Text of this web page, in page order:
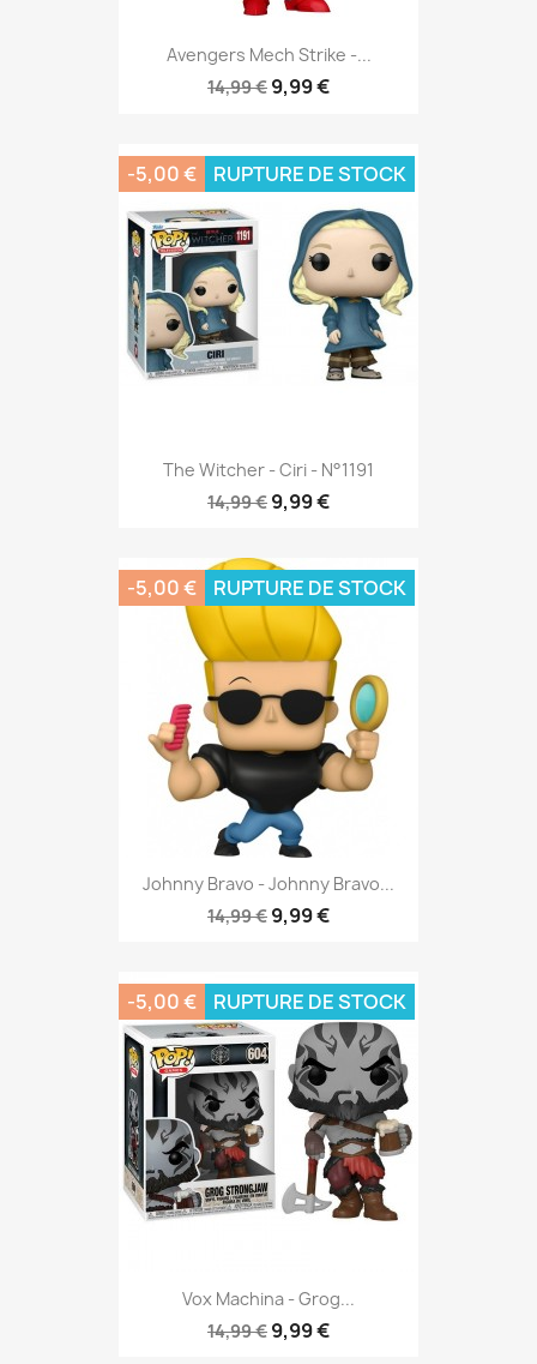
Avengers Mech Strike -...
14,99 € 9,99 €
The Witcher - Ciri - N°1191
14,99 € 9,99 €
-5,00 € RUPTURE DE STOCK
Johnny Bravo - Johnny Bravo...
14,99 € 9,99 €
-5,00 € RUPTURE DE STOCK
Vox Machina - Grog...
14,99 € 9,99 €
-5,00 € RUPTURE DE STOCK